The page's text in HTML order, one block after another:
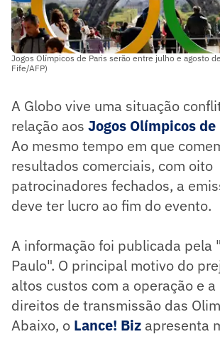
Jogos Olímpicos de Paris serão entre julho e agosto
Fife/AFP)
A Globo vive uma situação
relação aos Jogos Olímpicos
Ao mesmo tempo em que
resultados comerciais, com oito
patrocinadores fechados, a
deve ter lucro ao fim do evento.
A informação foi publicada pela
Paulo". O principal motivo do
altos custos com a operação e
direitos de transmissão das
Abaixo, o Lance! Biz apresenta